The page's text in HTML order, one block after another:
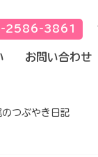
2586-3861
お問い合わせ
つぶやき日記